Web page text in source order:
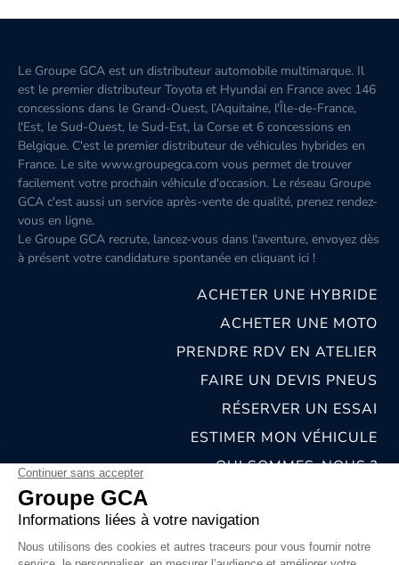
Le Groupe GCA est un distributeur automobile multimarque. Il
est le premier distributeur Toyota et Hyundai en France avec 146
concessions dans le Grand-Ouest, l’Aquitaine, l'Île-de-France,
l'Est, le Sud-Ouest, le Sud-Est, la Corse et 6 concessions en
Belgique. C'est le premier distributeur de véhicules hybrides en
France. Le site www.groupegca.com vous permet de trouver
facilement votre prochain véhicule d'occasion. Le réseau Groupe
GCA c'est aussi un service après-vente de qualité, prenez rendez-
vous en ligne.
Le Groupe GCA recrute, lancez-vous dans l'aventure, envoyez dès
à présent votre candidature spontanée en cliquant ici !
ACHETER UNE HYBRIDE
ACHETER UNE MOTO
PRENDRE RDV EN ATELIER
FAIRE UN DEVIS PNEUS
RÉSERVER UN ESSAI
ESTIMER MON VÉHICULE
QUI SOMMES-NOUS ?
NOS CONCESSIONS & CARROSSERIES
MENTIONS LÉGALES